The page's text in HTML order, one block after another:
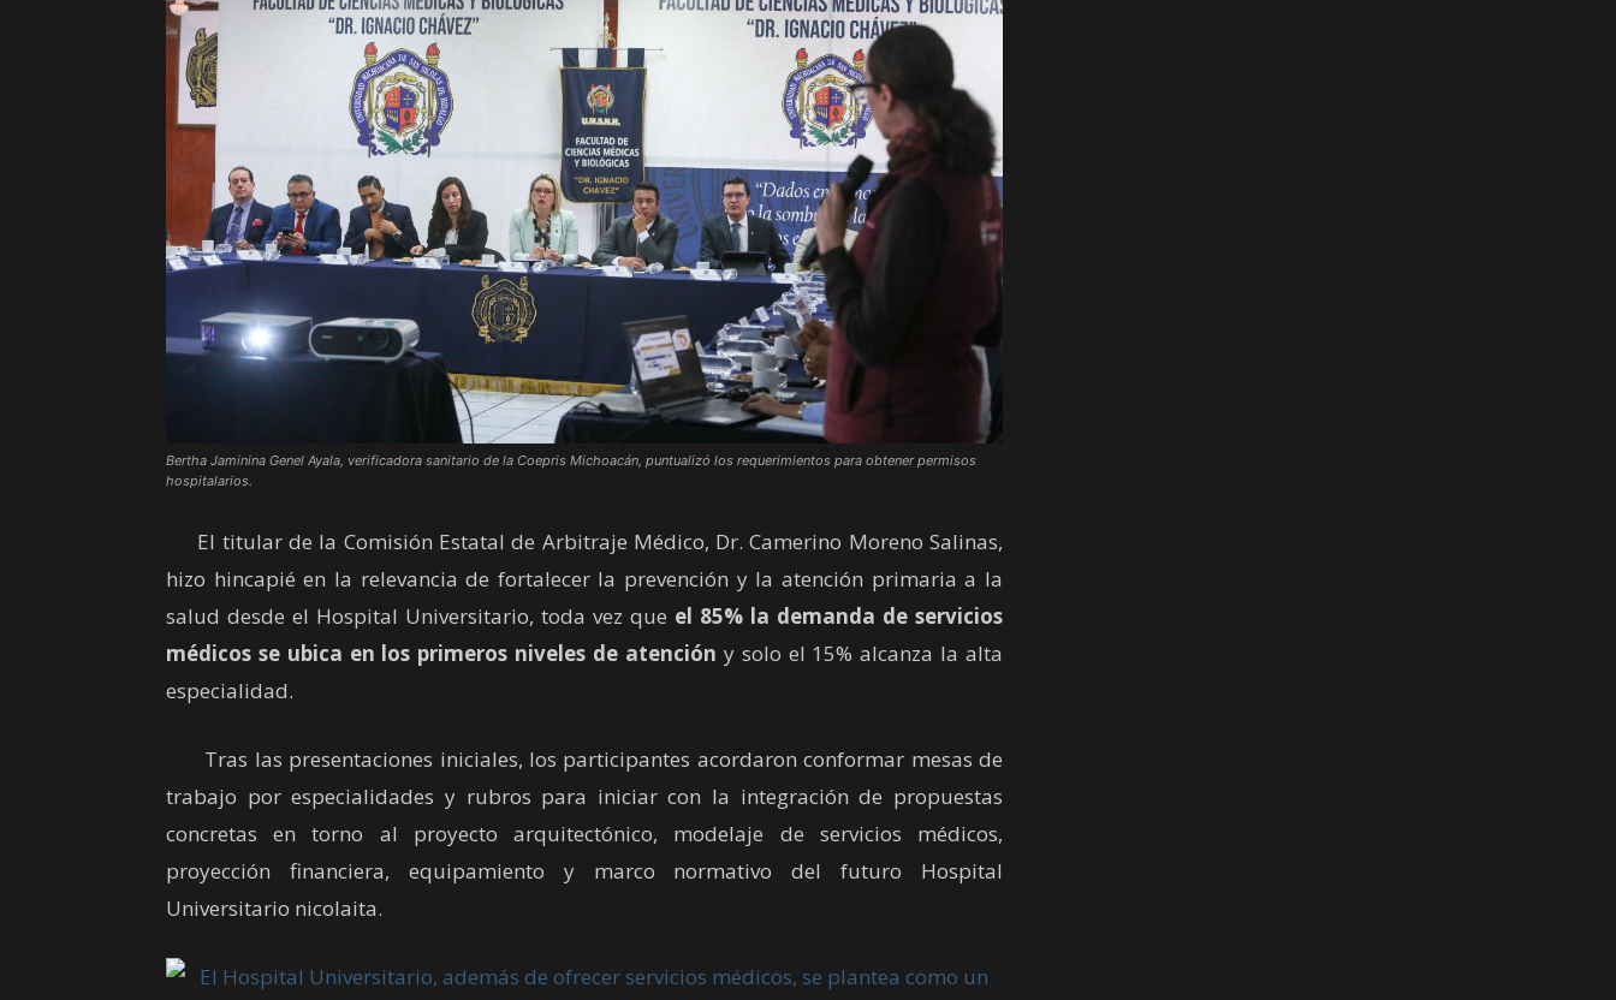
Bertha Jaminina Genel Ayala, verificadora sanitario de la Coepris Michoacán, puntualizó los requerimientos para obtener permisos
hospitalarios.
El titular de la Comisión Estatal de Arbitraje Médico, Dr. Camerino Moreno Salinas,
hizo hincapié en la relevancia de fortalecer la prevención y la atención primaria a la
salud desde el Hospital Universitario, toda vez que el 85% la demanda de servicios
médicos se ubica en los primeros niveles de atención y solo el 15% alcanza la alta
especialidad.
Tras las presentaciones iniciales, los participantes acordaron conformar mesas de
trabajo por especialidades y rubros para iniciar con la integración de propuestas
concretas en torno al proyecto arquitectónico, modelaje de servicios médicos,
proyección financiera, equipamiento y marco normativo del futuro Hospital
Universitario nicolaita.